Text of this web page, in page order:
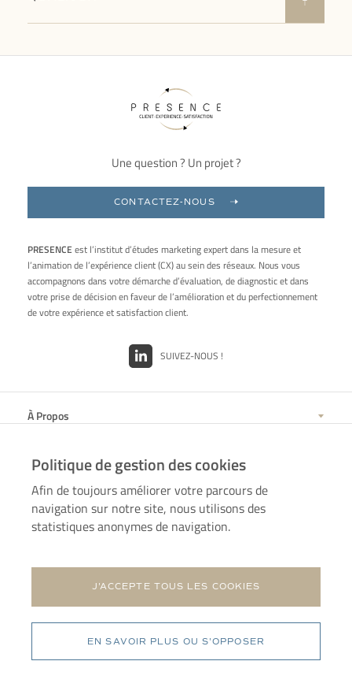
Une question ? Un projet ?
CONTACTEZ-NOUS
PRESENCE est l’institut d’études marketing expert dans la mesure et
l’animation de l’expérience client (CX) au sein des réseaux. Nous vous
accompagnons dans votre démarche d’évaluation, de diagnostic et dans
votre prise de décision en faveur de l’amélioration et du perfectionnement
de votre expérience et satisfaction client.
SUIVEZ-NOUS !
À Propos
Nos Solutions
Nos Secteurs d'Expertise
Site byPolette&Undefined
Politique de gestion des cookies
Afin de toujours améliorer votre parcours de
navigation sur notre site, nous utilisons des
statistiques anonymes de navigation.
J'ACCEPTE TOUS LES COOKIES
EN SAVOIR PLUS OU S'OPPOSER